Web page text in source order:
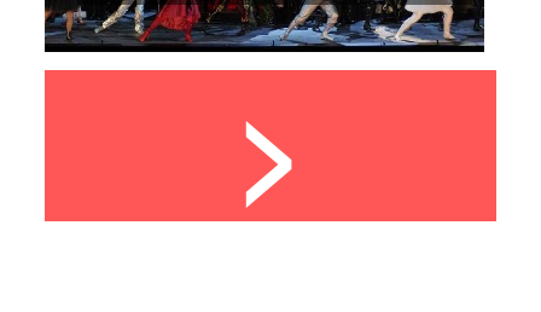
>